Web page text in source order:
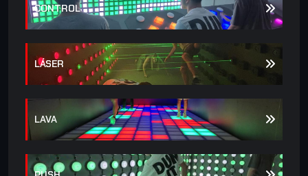
CONTROL
LÁSER
LAVA